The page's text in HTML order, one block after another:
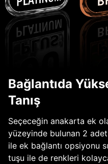
Bağlantıda
Tanış
Seçeceğin anakarta ek
yüzeyinde bulunan 2
ile ek bağlantı opsiyonu
tuşu ile de renkleri